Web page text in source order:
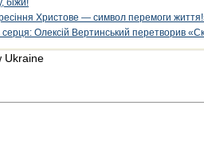
біжи!
Христове — символ перемоги
серця: Олексій Вертинський перетворив